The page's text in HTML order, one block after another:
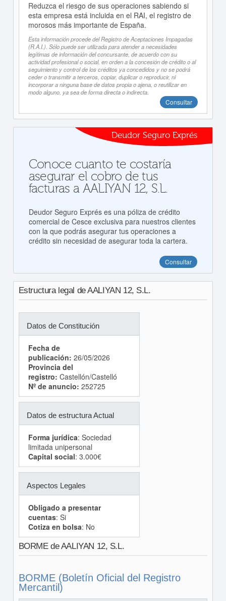
Reduzca el riesgo de sus operaciones sabiendo si
esta empresa está incluida en el RAI, el registro de
morosos más importante de España.
Esta información procede del Registro de Aceptaciones Impagadas
(R.A.I.). Sólo puede ser utilizada para atender a necesidades
legítimas de información del concursante, de acuerdo con su
actividad profesional o social, en orden a la concesión de crédito o al
seguimiento y control de los créditos ya concedidos y no se podrá
ceder o transmitir a terceros, copiar, duplicar o reproducir, ni
incorporar a ninguna base de datos propia o ajena, o reutilizar en
modo alguno, ya sea de forma directa o indirecta.
Consultar
Deudor Seguro Exprés
Conoce cuanto te costaría
asegurar el cobro de tus
facturas a AALIYAN 12, S.L.
Deudor Seguro Exprés es una póliza de crédito
comercial de Cesce exclusiva para nuestros clientes
con la que podrás asegurar tus operaciones a
crédito sin necesidad de asegurar toda la cartera.
Consultar
Estructura legal de AALIYAN 12, S.L.
Datos de Constitución
Fecha de
publicación: 26/05/2026
Provincia del
registro: Castellón/Castelló
Nº de anuncio: 252725
Datos de estructura Actual
Forma jurídica: Sociedad
limitada unipersonal
Capital social: 3.000€
Aspectos Legales
Obligado a presentar
cuentas: Si
Cotiza en bolsa: No
BORME de AALIYAN 12, S.L.
BORME (Boletín Oficial del Registro
Mercantil)